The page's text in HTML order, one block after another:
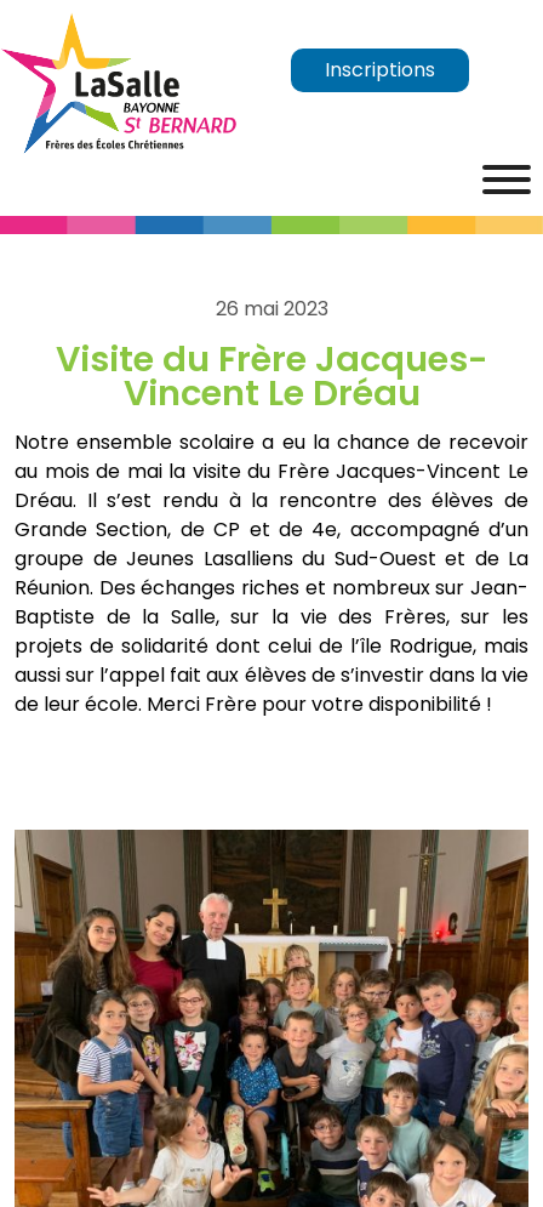
Inscriptions
26 mai 2023
Visite du Frère Jacques-
Vincent Le Dréau
Notre ensemble scolaire a eu la chance de recevoir
au mois de mai la visite du Frère Jacques-Vincent Le
Dréau. Il s’est rendu à la rencontre des élèves de
Grande Section, de CP et de 4e, accompagné d’un
groupe de Jeunes Lasalliens du Sud-Ouest et de La
Réunion. Des échanges riches et nombreux sur Jean-
Baptiste de la Salle, sur la vie des Frères, sur les
projets de solidarité dont celui de l’île Rodrigue, mais
aussi sur l’appel fait aux élèves de s’investir dans la vie
de leur école. Merci Frère pour votre disponibilité !